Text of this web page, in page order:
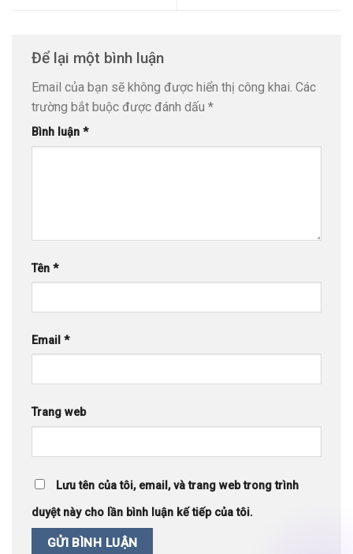
Để lại một bình luận
Email của bạn sẽ không được hiển thị công khai. Các
trường bắt buộc được đánh dấu *
Bình luận *
Tên *
Email *
Trang web
Lưu tên của tôi, email, và trang web trong trình
duyệt này cho lần bình luận kế tiếp của tôi.